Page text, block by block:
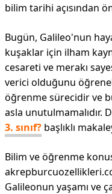
bilim tarihi açısından
Bugün, Galileo'nun
kuşaklar için ilham
cesareti ve merakı
verici olduğunu
öğrenme sürecidir ve
asla unutulmamalıdır.
3. sınıf? başlıklı
Bilim ve öğrenme
Galileonun yaşamı ve